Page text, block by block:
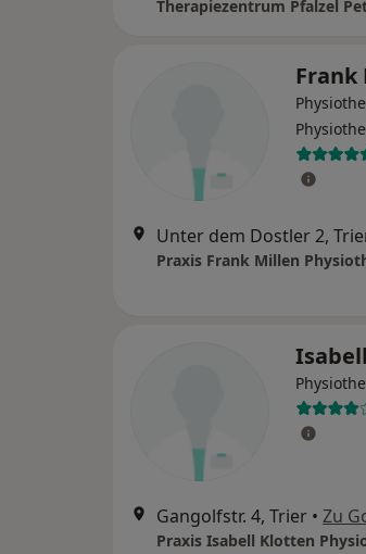
Frank
Unter dem Dostler 2,
Praxis Frank Millen
Gangolfstr. 4, Trier • Zu
Praxis Isabell Klotten